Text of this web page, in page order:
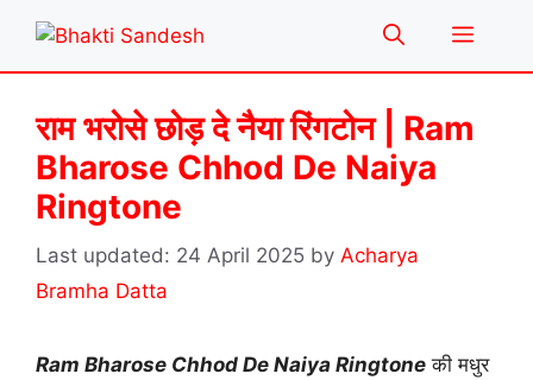
content
Menu
राम भरोसे छोड़ दे नैया रिंगटोन | Ram
Bharose Chhod De Naiya
Ringtone
24 April 2025 by Acharya
Bramha Datta
Ram Bharose Chhod De Naiya Ringtone की मधुर